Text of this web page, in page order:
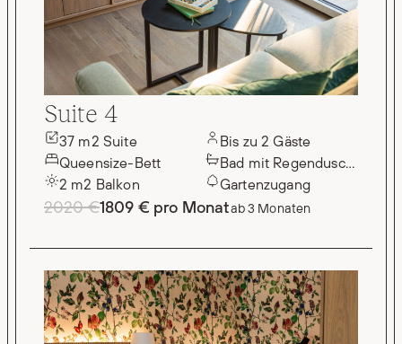
Suite 4
37 m2 Suite
Queensize-Bett
2 m2 Balkon
Bis zu 2 Gäste
Bad mit Regendusche
Gartenzugang
2020 €1809 € pro Monatab 3 Monaten